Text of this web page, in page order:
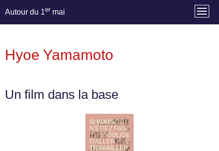
Autour du 1er mai
Hyoe Yamamoto
Un film dans la base